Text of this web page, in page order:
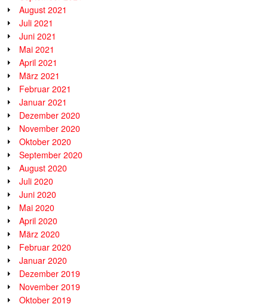
August 2021
Juli 2021
Juni 2021
Mai 2021
April 2021
März 2021
Februar 2021
Januar 2021
Dezember 2020
November 2020
Oktober 2020
September 2020
August 2020
Juli 2020
Juni 2020
Mai 2020
April 2020
März 2020
Februar 2020
Januar 2020
Dezember 2019
November 2019
Oktober 2019